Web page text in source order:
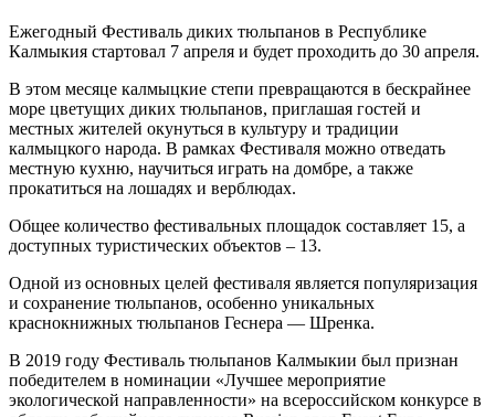
Ежегодный Фестиваль диких тюльпанов в Республике
Калмыкия стартовал 7 апреля и будет проходить до 30 апреля.
В этом месяце калмыцкие степи превращаются в бескрайнее
море цветущих диких тюльпанов, приглашая гостей и
местных жителей окунуться в культуру и традиции
калмыцкого народа. В рамках Фестиваля можно отведать
местную кухню, научиться играть на домбре, а также
прокатиться на лошадях и верблюдах.
Общее количество фестивальных площадок составляет 15, а
доступных туристических объектов – 13.
Одной из основных целей фестиваля является популяризация
и сохранение тюльпанов, особенно уникальных
краснокнижных тюльпанов Геснера — Шренка.
В 2019 году Фестиваль тюльпанов Калмыкии был признан
победителем в номинации «Лучшее мероприятие
экологической направленности» на всероссийском конкурсе в